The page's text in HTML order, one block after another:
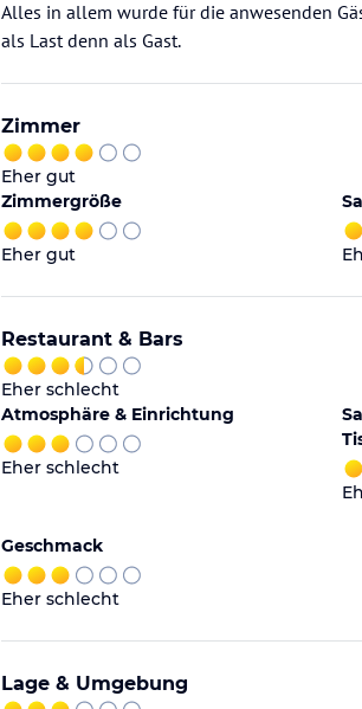
Alles in allem wurde für die anwesenden
als Last denn als Gast.
Zimmer
Eher gut
Zimmergröße
Eher gut
Restaurant & Bars
Eher schlecht
Atmosphäre & Einrichtung
Eher schlecht
Geschmack
Eher schlecht
Lage & Umgebung